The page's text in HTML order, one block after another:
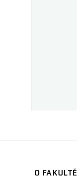
O FAKULTĚ